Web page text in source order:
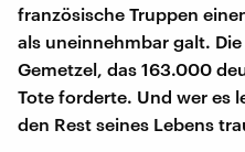
französische Truppen
als uneinnehmbar galt.
Gemetzel, das 163.000
Tote forderte. Und wer es
den Rest seines Lebens